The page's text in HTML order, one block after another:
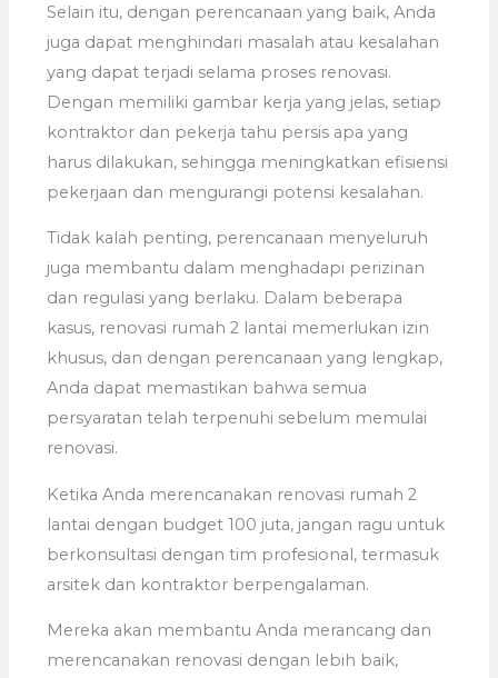
Selain itu, dengan perencanaan yang baik, Anda
juga dapat menghindari masalah atau kesalahan
yang dapat terjadi selama proses renovasi.
Dengan memiliki gambar kerja yang jelas, setiap
kontraktor dan pekerja tahu persis apa yang
harus dilakukan, sehingga meningkatkan efisiensi
pekerjaan dan mengurangi potensi kesalahan.
Tidak kalah penting, perencanaan menyeluruh
juga membantu dalam menghadapi perizinan
dan regulasi yang berlaku. Dalam beberapa
kasus, renovasi rumah 2 lantai memerlukan izin
khusus, dan dengan perencanaan yang lengkap,
Anda dapat memastikan bahwa semua
persyaratan telah terpenuhi sebelum memulai
renovasi.
Ketika Anda merencanakan renovasi rumah 2
lantai dengan budget 100 juta, jangan ragu untuk
berkonsultasi dengan tim profesional, termasuk
arsitek dan kontraktor berpengalaman.
Mereka akan membantu Anda merancang dan
merencanakan renovasi dengan lebih baik,